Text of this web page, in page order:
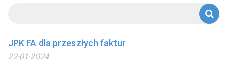
JPK FA dla przeszłych faktur
22-01-2024